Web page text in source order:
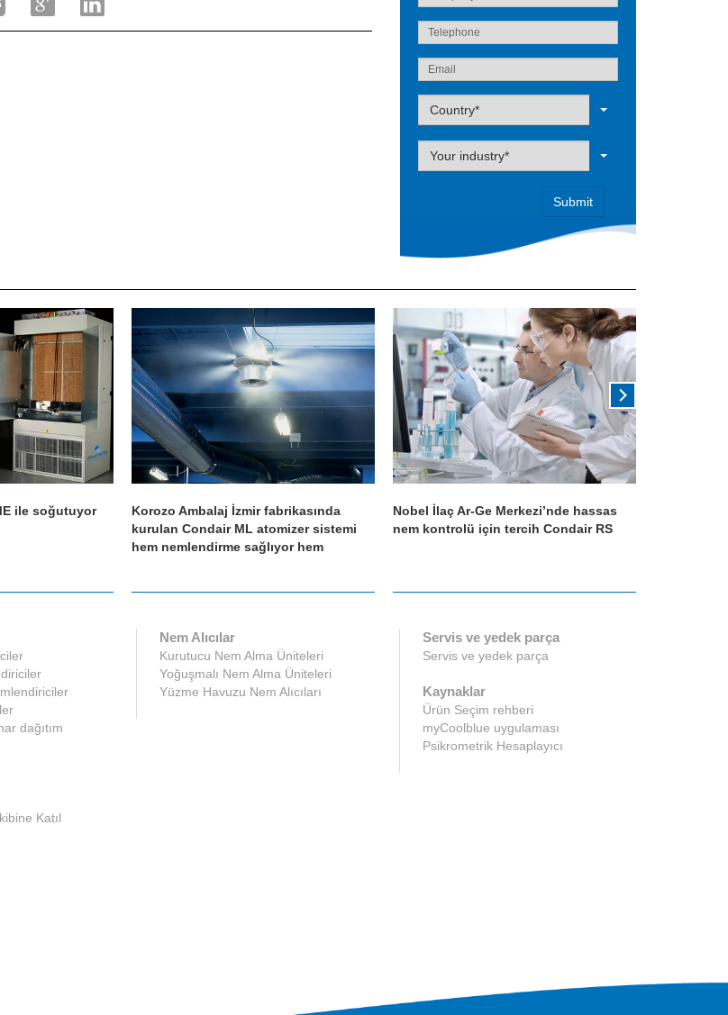
Label
Country*
Label
Your industry*
ile soğutuyor
Korozo Ambalaj İzmir fabrikasında
kurulan Condair ML atomizer sistemi
hem nemlendirme sağlıyor hem
Nobel İlaç Ar-Ge Merkezi’nde hassas
nem kontrolü için tercih Condair RS
dağıtım
Nem Alıcılar
Kurutucu Nem Alma Üniteleri
Yoğuşmalı Nem Alma Üniteleri
Yüzme Havuzu Nem Alıcıları
Servis ve yedek parça
Servis ve yedek parça
Kaynaklar
Ürün Seçim rehberi
myCoolblue uygulaması
Psikrometrik Hesaplayıcı
Katıl